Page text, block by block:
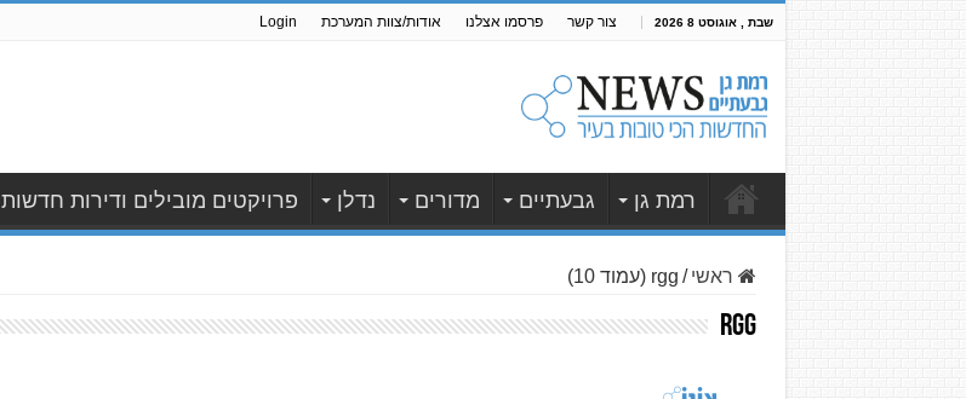
שבת , אוגוסט 8 2026 צור קשר פרסמו אצלנו אודות/צוות המערכת Login
רמת גן גבעתיים מדורים נדלן פרויקטים מובילים ודירות חדשות
ראשי / rgg (עמוד 10)
rgg